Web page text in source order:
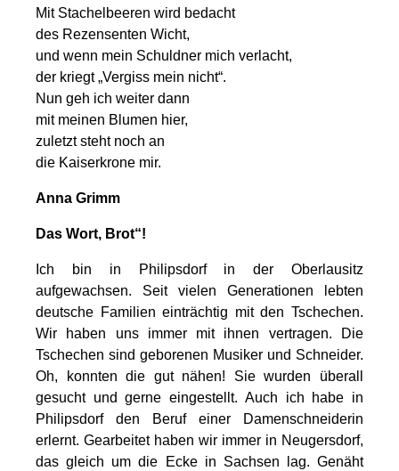
Mit Stachelbeeren wird bedacht
des Rezensenten Wicht,
und wenn mein Schuldner mich verlacht,
der kriegt „Vergiss mein nicht“.
Nun geh ich weiter dann
mit meinen Blumen hier,
zuletzt steht noch an
die Kaiserkrone mir.
Anna Grimm
Das Wort, Brot“!
Ich bin in Philipsdorf in der Oberlausitz
aufgewachsen. Seit vielen Generationen lebten
deutsche Familien einträchtig mit den Tschechen.
Wir haben uns immer mit ihnen vertragen. Die
Tschechen sind geborenen Musiker und Schneider.
Oh, konnten die gut nähen! Sie wurden überall
gesucht und gerne eingestellt. Auch ich habe in
Philipsdorf den Beruf einer Damenschneiderin
erlernt. Gearbeitet haben wir immer in Neugersdorf,
das gleich um die Ecke in Sachsen lag. Genäht